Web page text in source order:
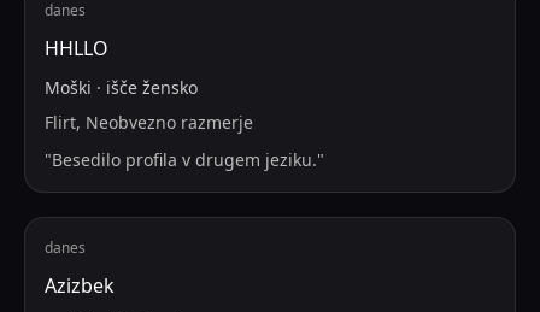
danes
HHLLO
Moški · išče žensko
Flirt, Neobvezno razmerje
"Besedilo profila v drugem jeziku."
danes
Azizbek